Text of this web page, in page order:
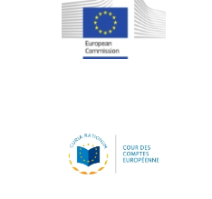
Jean-Louis Schiltz
Jean-Victor Louis
Johnny Åkerholm